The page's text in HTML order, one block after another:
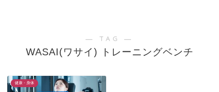
― TAG ―
WASAI(ワサイ) トレーニングベンチ
健康・身体